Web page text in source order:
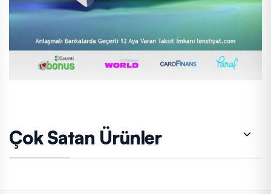
Çok Satan Ürünler